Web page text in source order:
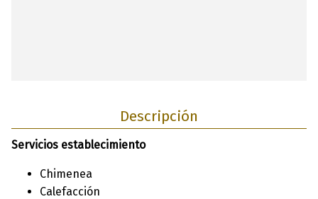
Descripción
Servicios establecimiento
Chimenea
Calefacción